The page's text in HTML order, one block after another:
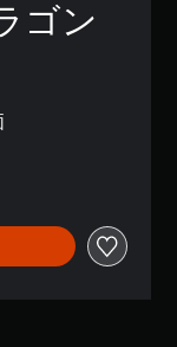
ゴン